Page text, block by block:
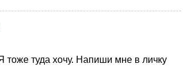
тоже туда хочу. Напиши мне в личку